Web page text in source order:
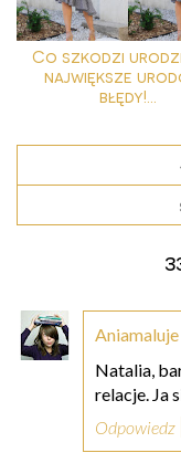
Co szkodzi
największe
błędy!...
Aniamaluje
Natalia,
relacje. Ja
Odpowiedz